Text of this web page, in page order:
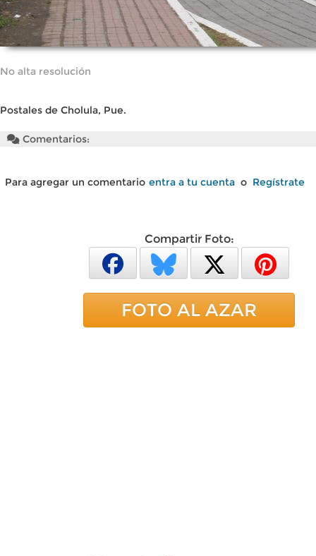
No alta resolución
Postales de Cholula, Pue.
Comentarios:
Para agregar un comentario entra a tu cuenta o Regístrate
Compartir Foto:
FOTO AL AZAR